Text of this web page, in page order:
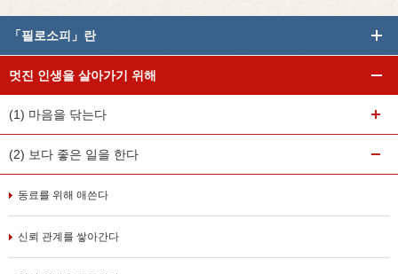
「필로소피」란
멋진 인생을 살아가기 위해
(1) 마음을 닦는다
(2) 보다 좋은 일을 한다
동료를 위해 애쓴다
신뢰 관계를 쌓아간다